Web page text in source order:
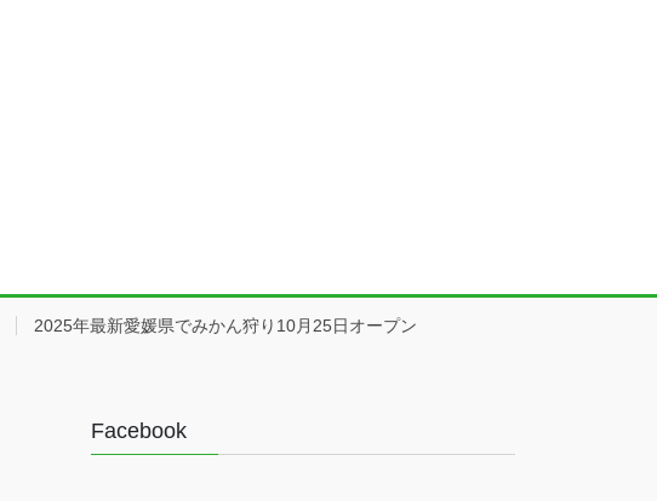
2025年最新愛媛県でみかん狩り10月25日オープン
Facebook